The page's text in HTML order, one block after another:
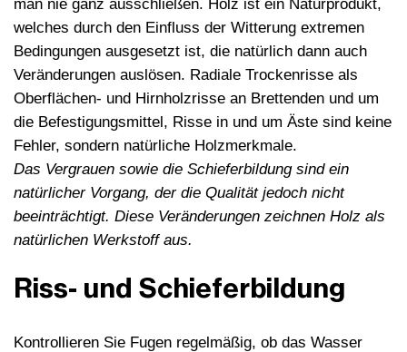
man nie ganz ausschließen. Holz ist ein Naturprodukt,
welches durch den Einfluss der Witterung extremen
Bedingungen ausgesetzt ist, die natürlich dann auch
Veränderungen auslösen. Radiale Trockenrisse als
Oberflächen- und Hirnholzrisse an Brettenden und um
die Befestigungsmittel, Risse in und um Äste sind keine
Fehler, sondern natürliche Holzmerkmale.
Das Vergrauen sowie die Schieferbildung sind ein
natürlicher Vorgang, der die Qualität jedoch nicht
beeinträchtigt. Diese Veränderungen zeichnen Holz als
natürlichen Werkstoff aus.
Riss- und Schieferbildung
Kontrollieren Sie Fugen regelmäßig, ob das Wasser